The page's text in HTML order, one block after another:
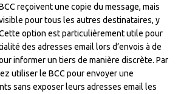
reçoivent une copie du message, mais
pour tous les autres destinataires, y
option est particulièrement utile pour
des adresses email lors d’envois à de
informer un tiers de manière discrète. Par
utiliser le BCC pour envoyer une
sans exposer leurs adresses email les